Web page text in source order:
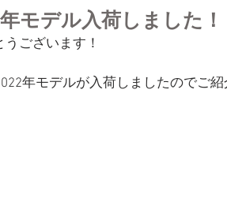
モデル入荷しました！
ございます！
年モデルが入荷しましたのでご